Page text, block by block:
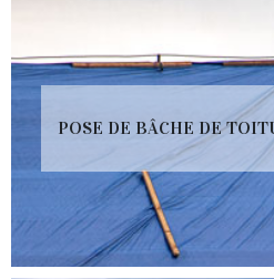
POSE DE BÂCHE DE